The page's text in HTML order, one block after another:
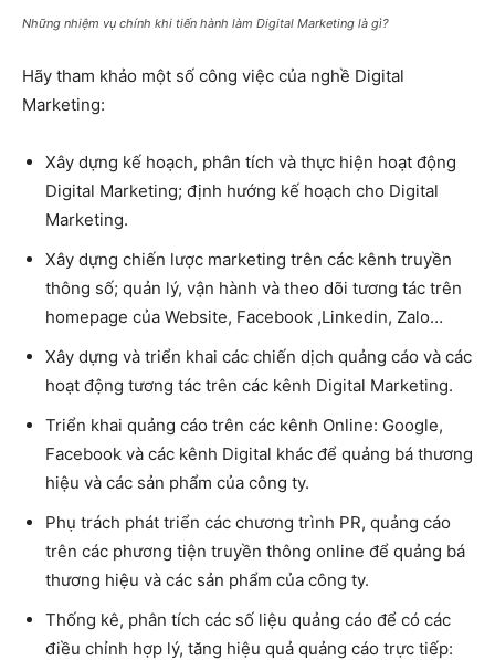
Những nhiệm vụ chính khi tiến hành làm Digital Marketing là gì?
Hãy tham khảo một số công việc của nghề Digital
Marketing:
Xây dựng kế hoạch, phân tích và thực hiện hoạt động
Digital Marketing; định hướng kế hoạch cho Digital
Marketing.
Xây dựng chiến lược marketing trên các kênh truyền
thông số; quản lý, vận hành và theo dõi tương tác trên
homepage của Website, Facebook ,Linkedin, Zalo…
Xây dựng và triển khai các chiến dịch quảng cáo và các
hoạt động tương tác trên các kênh Digital Marketing.
Triển khai quảng cáo trên các kênh Online: Google,
Facebook và các kênh Digital khác để quảng bá thương
hiệu và các sản phẩm của công ty.
Phụ trách phát triển các chương trình PR, quảng cáo
trên các phương tiện truyền thông online để quảng bá
thương hiệu và các sản phẩm của công ty.
Thống kê, phân tích các số liệu quảng cáo để có các
điều chỉnh hợp lý, tăng hiệu quả quảng cáo trực tiếp: